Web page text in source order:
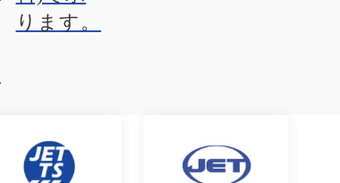
ります。